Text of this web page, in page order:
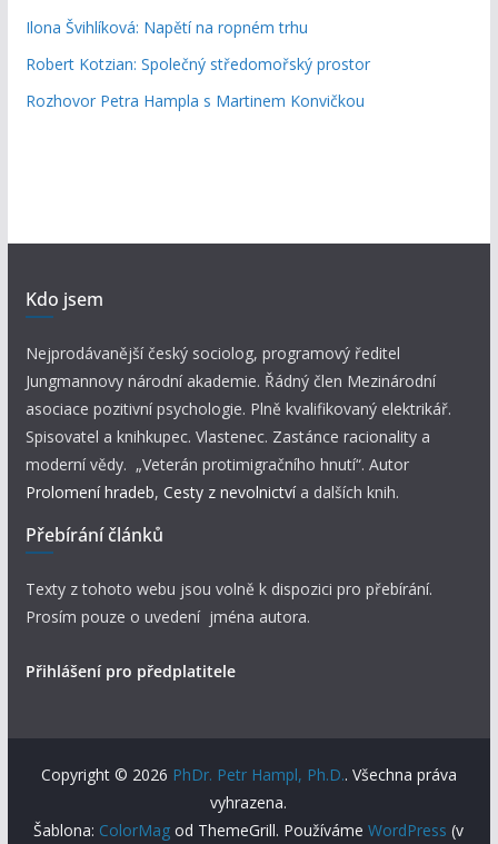
Ilona Švihlíková: Napětí na ropném trhu
Robert Kotzian: Společný středomořský prostor
Rozhovor Petra Hampla s Martinem Konvičkou
Kdo jsem
Nejprodávanější český sociolog, programový ředitel
Jungmannovy národní akademie. Řádný člen Mezinárodní
asociace pozitivní psychologie. Plně kvalifikovaný elektrikář.
Spisovatel a knihkupec. Vlastenec. Zastánce racionality a
moderní vědy. „Veterán protimigračního hnutí“. Autor
Prolomení hradeb, Cesty z nevolnictví a dalších knih.
Přebírání článků
Texty z tohoto webu jsou volně k dispozici pro přebírání.
Prosím pouze o uvedení jména autora.
Přihlášení pro předplatitele
Copyright © 2026 PhDr. Petr Hampl, Ph.D.. Všechna práva
vyhrazena.
Šablona: ColorMag od ThemeGrill. PoužívámeWordPress (v